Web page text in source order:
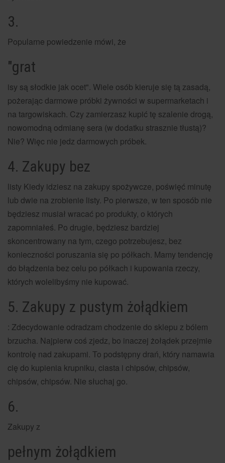
3.
Popularne powiedzenie mówi, że
"grat
isy są słodkie jak ocet". Wiele osób kieruje się tą zasadą,
pożerając darmowe próbki żywności w supermarketach i
na targowiskach. Czy zamierzasz kupić tę szalenie drogą,
nowomodną odmianę sera (w dodatku strasznie tłustą)?
Nie? Więc nie jedz darmowych próbek.
4. Zakupy bez
listy Kiedy idziesz na zakupy spożywcze, poświęć minutę
lub dwie na zrobienie listy. Po pierwsze, w ten sposób nie
będziesz musiał wracać po produkty, o których
zapomniałeś. Po drugie, będziesz bardziej
skoncentrowany na tym, czego potrzebujesz, bez
konieczności poruszania się po półkach. Mamy tendencję
do błądzenia bez celu po półkach i kupowania rzeczy,
których wolelibyśmy nie kupować.
5. Zakupy z pustym żołądkiem
: Zdecydowanie odradzam chodzenie do sklepu z bólem
brzucha. Najpierw coś zjedz, bo inaczej żołądek przejmie
kontrolę nad zakupami. To podstępny drań, który namawia
cię do kupienia krupniku, ciasta i chipsów, chipsów,
chipsów, chipsów. Nie słuchaj go.
6.
Zakupy z
pełnym żołądkiem